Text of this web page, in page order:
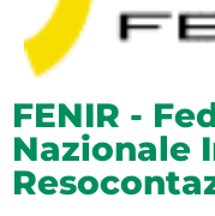
FENIR -
Nazionale